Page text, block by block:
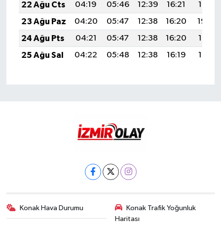
22 Ağu Cts
04:19 05:46 12:39 16:21
19:21
23 Ağu Paz
04:20 05:47 12:38 16:20
19:20
24 Ağu Pts
04:21 05:47 12:38 16:20
19:19
25 Ağu Sal
04:22 05:48 12:38 16:19 19:17
Konak Hava Durumu
Konak Trafik Yoğunluk
Haritası